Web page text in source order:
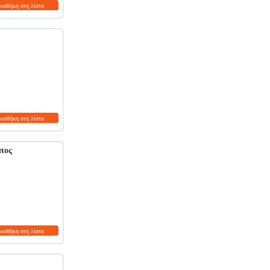
στη λίστα
στη λίστα
στη λίστα